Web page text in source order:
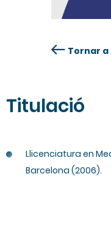
Titulació
Llicenciatura en
Barcelona (2006).
Tornar a